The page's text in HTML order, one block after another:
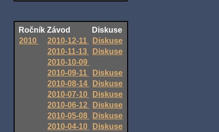
Ročník Závod
Diskuse
2010
2010-12-11
Diskuse
2010-11-13
Diskuse
2010-10-09
2010-09-11
Diskuse
2010-08-14
Diskuse
2010-07-10
Diskuse
2010-06-12
Diskuse
2010-05-08
Diskuse
2010-04-10
Diskuse